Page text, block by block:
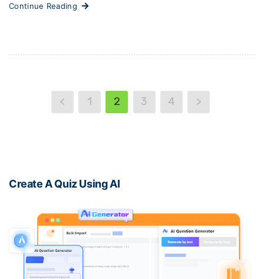
Continue Reading
< 1 2 3 4 >
Create A Quiz Using AI